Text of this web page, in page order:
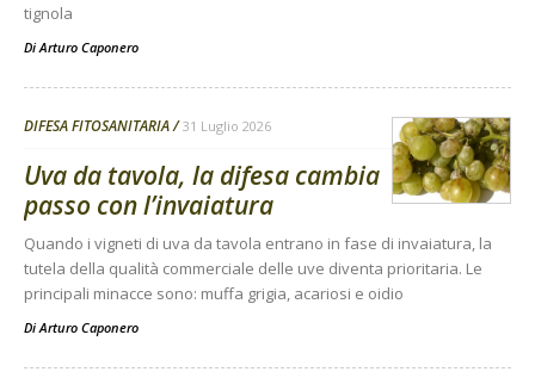
tignola
Di Arturo Caponero
DIFESA FITOSANITARIA 31 Luglio 2026
Uva da tavola, la difesa cambia
passo con l’invaiatura
Quando i vigneti di uva da tavola entrano in fase di invaiatura, la
tutela della qualità commerciale delle uve diventa prioritaria. Le
principali minacce sono: muffa grigia, acariosi e oidio
Di Arturo Caponero